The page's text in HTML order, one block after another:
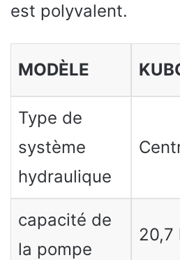
est polyvalent.
MODÈLE
Type de
système
hydraulique
capacité de
la pompe
20,7